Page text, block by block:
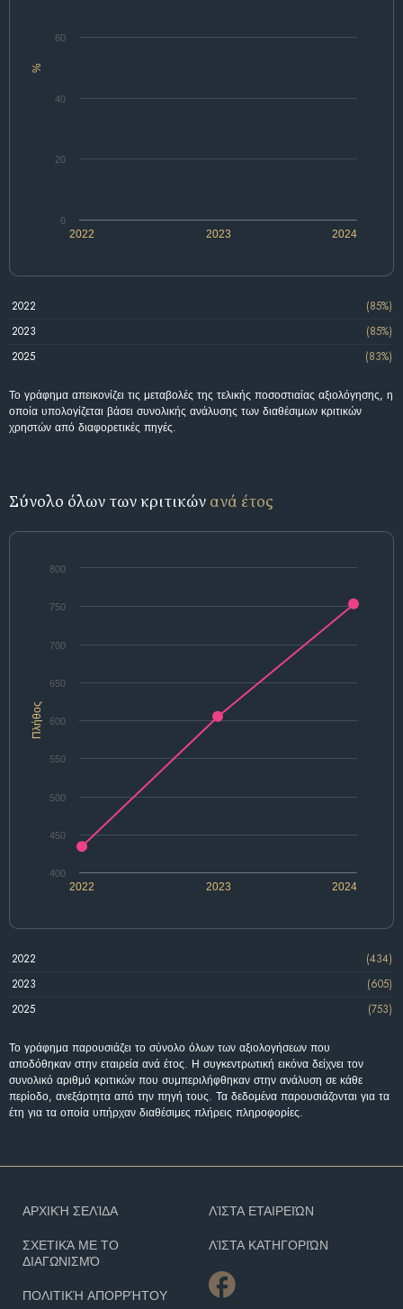
%
2022 2023 2024
0
20
40
60
2022
(85%)
2023
(85%)
2025
(83%)
Το γράφημα απεικονίζει τις μεταβολές της τελικής ποσοστιαίας αξιολόγησης, η
οποία υπολογίζεται βάσει συνολικής ανάλυσης των διαθέσιμων κριτικών
χρηστών από διαφορετικές πηγές.
Σύνολο όλων των κριτικών ανά έτος
Πλήθος
2022 2024
2023
400
450
500
550
600
650
700
750
800
2022
(434)
2023
(605)
2025
(753)
Το γράφημα παρουσιάζει το σύνολο όλων των αξιολογήσεων που
αποδόθηκαν στην εταιρεία ανά έτος. Η συγκεντρωτική εικόνα δείχνει τον
συνολικό αριθμό κριτικών που συμπεριλήφθηκαν στην ανάλυση σε κάθε
περίοδο, ανεξάρτητα από την πηγή τους. Τα δεδομένα παρουσιάζονται για τα
έτη για τα οποία υπήρχαν διαθέσιμες πλήρεις πληροφορίες.
ΑΡΧΙΚΉ ΣΕΛΊΔΑ
ΣΧΕΤΙΚΆ ΜΕ ΤΟ
ΔΙΑΓΩΝΙΣΜΌ
ΠΟΛΙΤΙΚΉ ΑΠΟΡΡΉΤΟΥ
ΛΊΣΤΑ ΕΤΑΙΡΕΙΏΝ
ΛΊΣΤΑ ΚΑΤΗΓΟΡΙΏΝ